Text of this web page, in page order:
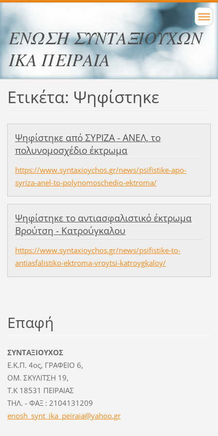
ΕΝΩΣΗ ΣΥΝΤΑΞΙΟΥΧΩΝ
ΙΚΑ ΠΕΙΡΑΙΑ
Ετικέτα: Ψηφίστηκε
Ψηφίστηκε από ΣΥΡΙΖΑ - ΑΝΕΛ, το
πολυνομοσχέδιο έκτρωμα
https://www.syntaxioychos.gr/news/psifistike-apo-
syriza-anel-to-polynomoschedio-ektroma/
Ψηφίστηκε το αντιασφαλιστικό έκτρωμα
Βρούτση - Κατρούγκαλου
https://www.syntaxioychos.gr/news/psifistike-to-
antiasfalistiko-ektroma-vroytsi-katroygkaloy/
Επαφή
ΣΥΝΤΑΞΙΟΥΧΟΣ
Ε.Κ.Π. 4ος, ΓΡΑΦΕΙΟ 6,
ΟΜ. ΣΚΥΛΙΤΣΗ 19,
Τ.Κ 18531 ΠΕΙΡΑΙΑΣ
ΤΗΛ. - ΦΑΞ : 2104131209
enosh_synt_ika_peiraia@yahoo.gr